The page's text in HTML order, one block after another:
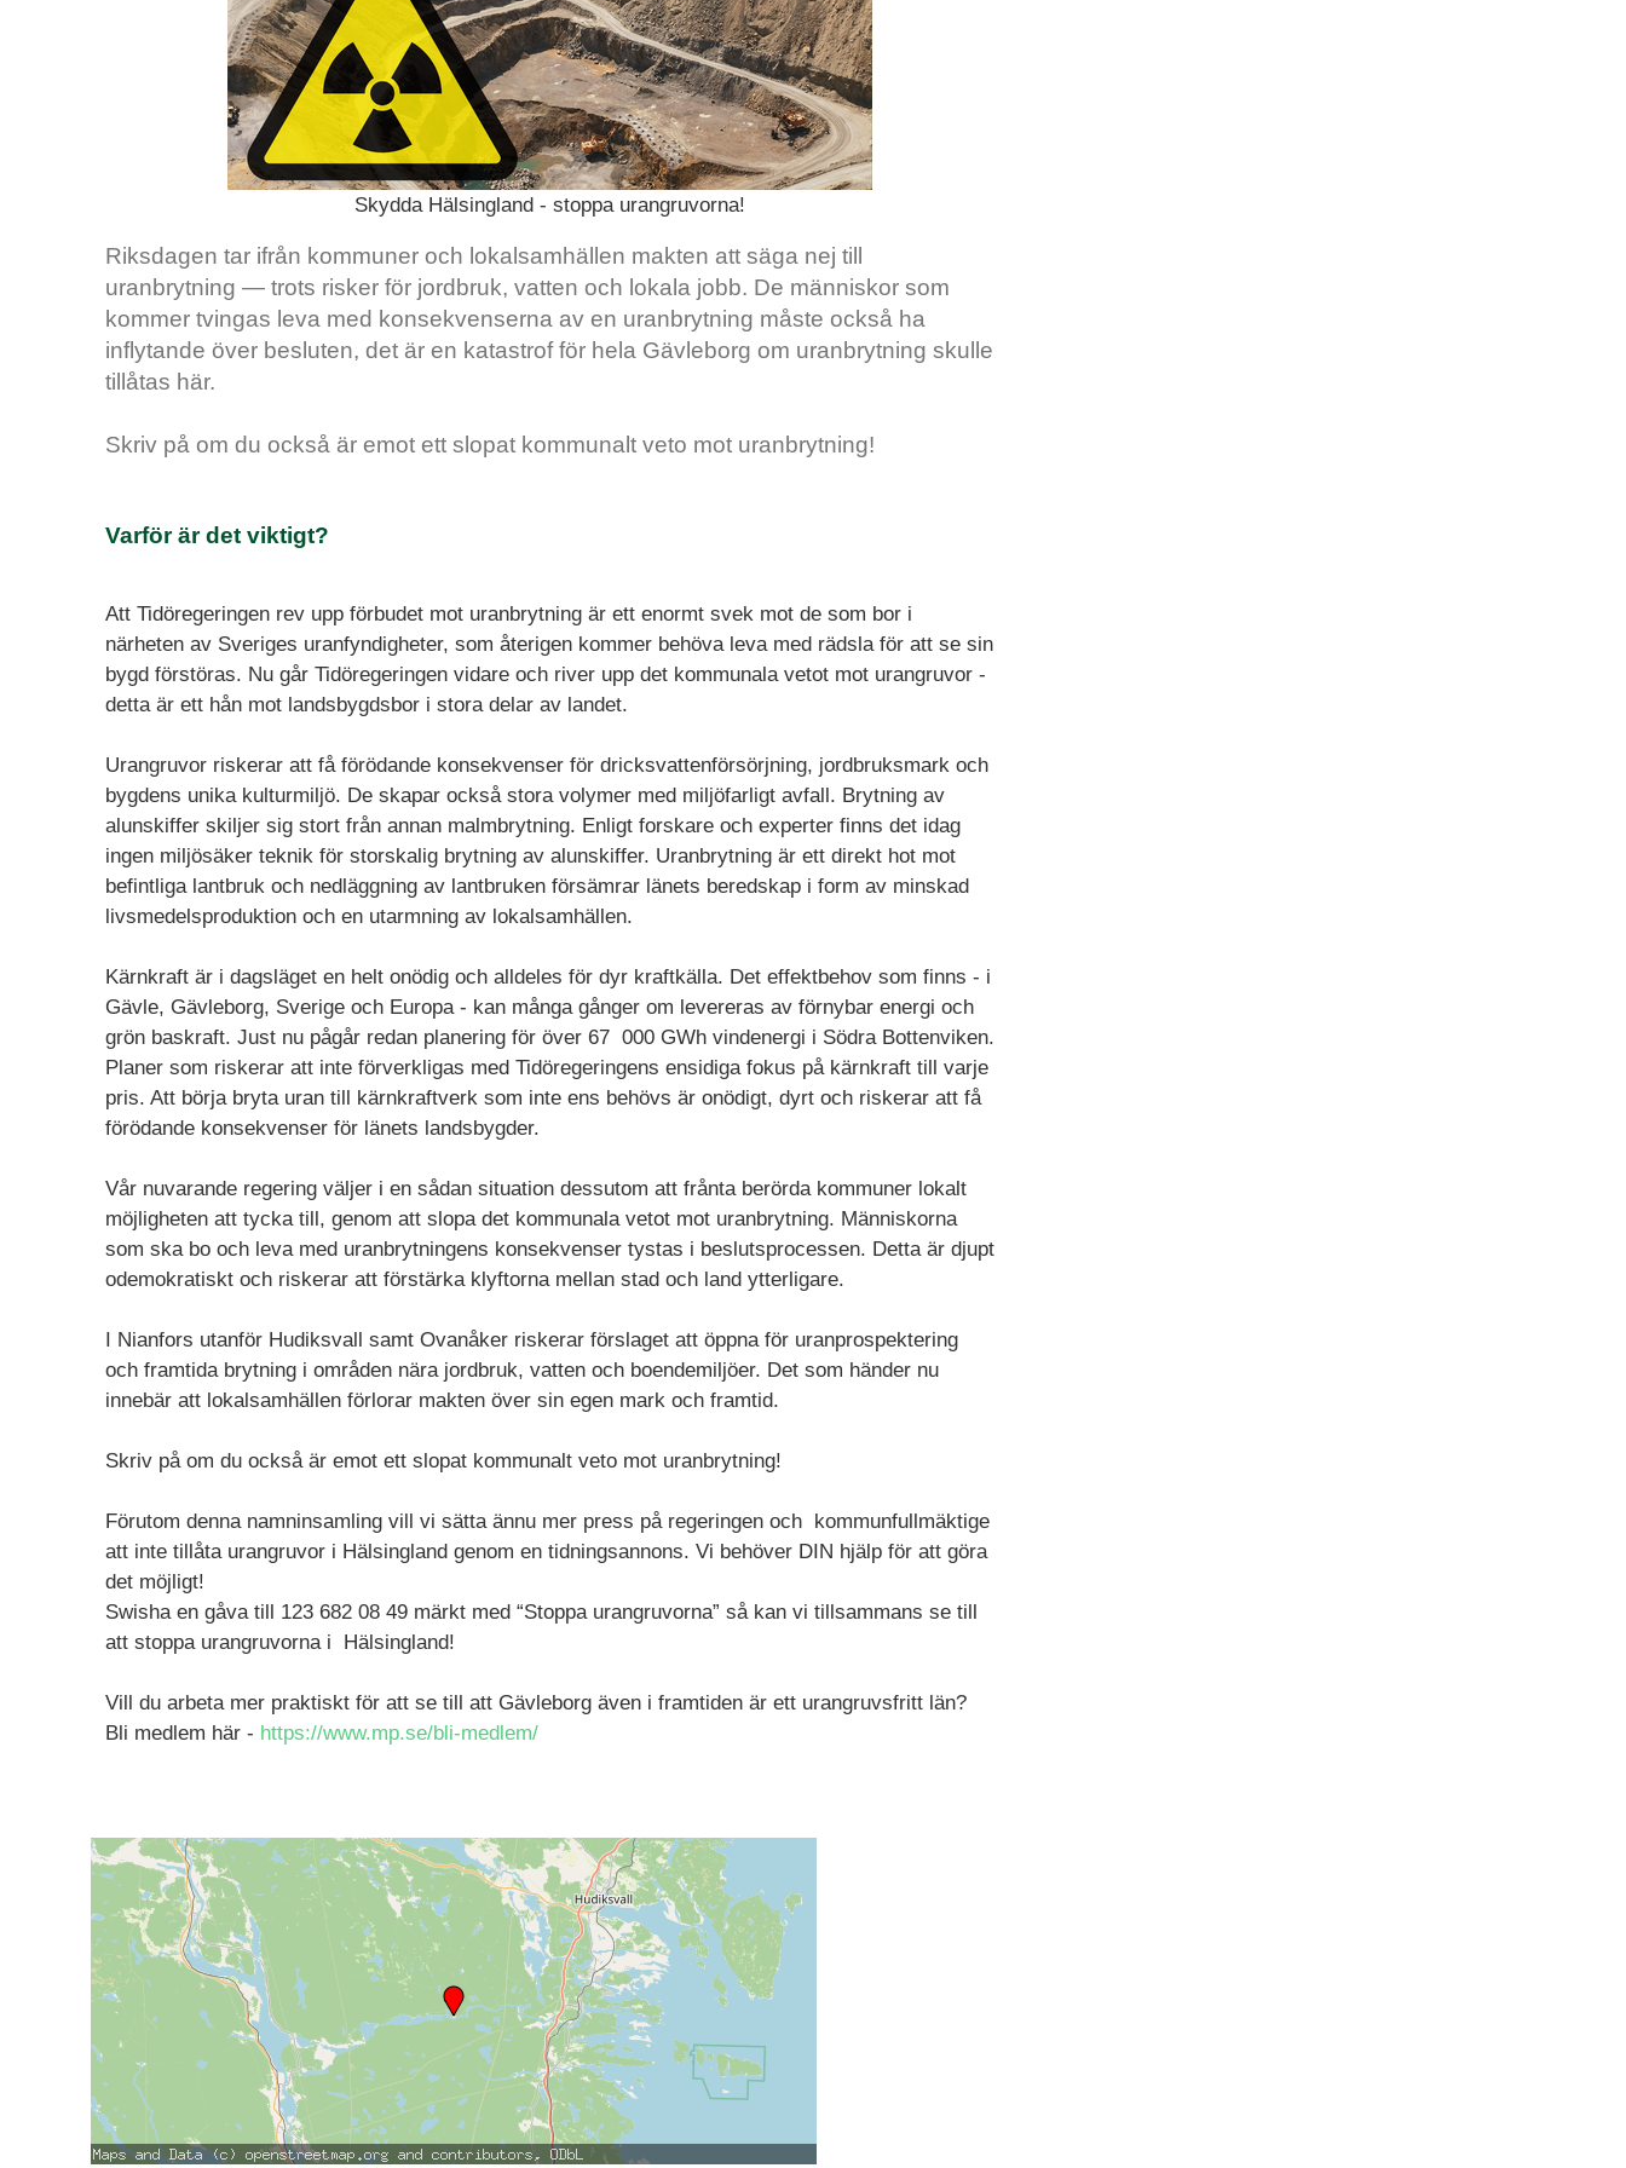
Skydda Hälsingland - stoppa urangruvorna!
Riksdagen tar ifrån kommuner och lokalsamhällen makten att säga nej till
uranbrytning — trots risker för jordbruk, vatten och lokala jobb. De människor som
kommer tvingas leva med konsekvenserna av en uranbrytning måste också ha
inflytande över besluten, det är en katastrof för hela Gävleborg om uranbrytning skulle
tillåtas här.
Skriv på om du också är emot ett slopat kommunalt veto mot uranbrytning!
Varför är det viktigt?
Att Tidöregeringen rev upp förbudet mot uranbrytning är ett enormt svek mot de som bor i
närheten av Sveriges uranfyndigheter, som återigen kommer behöva leva med rädsla för att se sin
bygd förstöras. Nu går Tidöregeringen vidare och river upp det kommunala vetot mot urangruvor -
detta är ett hån mot landsbygdsbor i stora delar av landet.
Urangruvor riskerar att få förödande konsekvenser för dricksvattenförsörjning, jordbruksmark och
bygdens unika kulturmiljö. De skapar också stora volymer med miljöfarligt avfall. Brytning av
alunskiffer skiljer sig stort från annan malmbrytning. Enligt forskare och experter finns det idag
ingen miljösäker teknik för storskalig brytning av alunskiffer. Uranbrytning är ett direkt hot mot
befintliga lantbruk och nedläggning av lantbruken försämrar länets beredskap i form av minskad
livsmedelsproduktion och en utarmning av lokalsamhällen.
Kärnkraft är i dagsläget en helt onödig och alldeles för dyr kraftkälla. Det effektbehov som finns - i
Gävle, Gävleborg, Sverige och Europa - kan många gånger om levereras av förnybar energi och
grön baskraft. Just nu pågår redan planering för över 67 000 GWh vindenergi i Södra Bottenviken.
Planer som riskerar att inte förverkligas med Tidöregeringens ensidiga fokus på kärnkraft till varje
pris. Att börja bryta uran till kärnkraftverk som inte ens behövs är onödigt, dyrt och riskerar att få
förödande konsekvenser för länets landsbygder.
Vår nuvarande regering väljer i en sådan situation dessutom att frånta berörda kommuner lokalt
möjligheten att tycka till, genom att slopa det kommunala vetot mot uranbrytning. Människorna
som ska bo och leva med uranbrytningens konsekvenser tystas i beslutsprocessen. Detta är djupt
odemokratiskt och riskerar att förstärka klyftorna mellan stad och land ytterligare.
I Nianfors utanför Hudiksvall samt Ovanåker riskerar förslaget att öppna för uranprospektering
och framtida brytning i områden nära jordbruk, vatten och boendemiljöer. Det som händer nu
innebär att lokalsamhällen förlorar makten över sin egen mark och framtid.
Skriv på om du också är emot ett slopat kommunalt veto mot uranbrytning!
Förutom denna namninsamling vill vi sätta ännu mer press på regeringen och kommunfullmäktige
att inte tillåta urangruvor i Hälsingland genom en tidningsannons. Vi behöver DIN hjälp för att göra
det möjligt!
Swisha en gåva till 123 682 08 49 märkt med “Stoppa urangruvorna” så kan vi tillsammans se till
att stoppa urangruvorna i Hälsingland!
Vill du arbeta mer praktiskt för att se till att Gävleborg även i framtiden är ett urangruvsfritt län?
Bli medlem här - https://www.mp.se/bli-medlem/